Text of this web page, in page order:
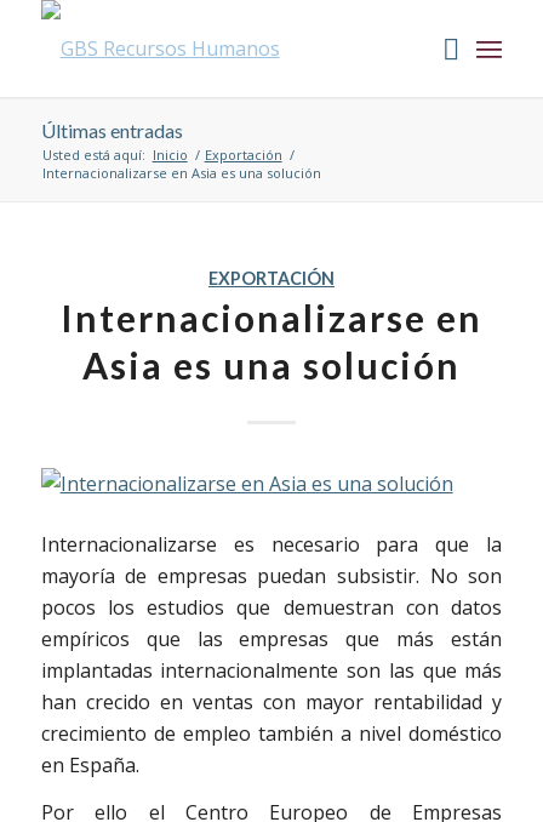
Últimas entradas
Usted está aquí: Inicio / Exportación /
Internacionalizarse en Asia es una solución
EXPORTACIÓN
Internacionalizarse en
Asia es una solución
Internacionalizarse es necesario para que la
mayoría de empresas puedan subsistir. No son
pocos los estudios que demuestran con datos
empíricos que las empresas que más están
implantadas internacionalmente son las que más
han crecido en ventas con mayor rentabilidad y
crecimiento de empleo también a nivel doméstico
en España.
Por ello el Centro Europeo de Empresas